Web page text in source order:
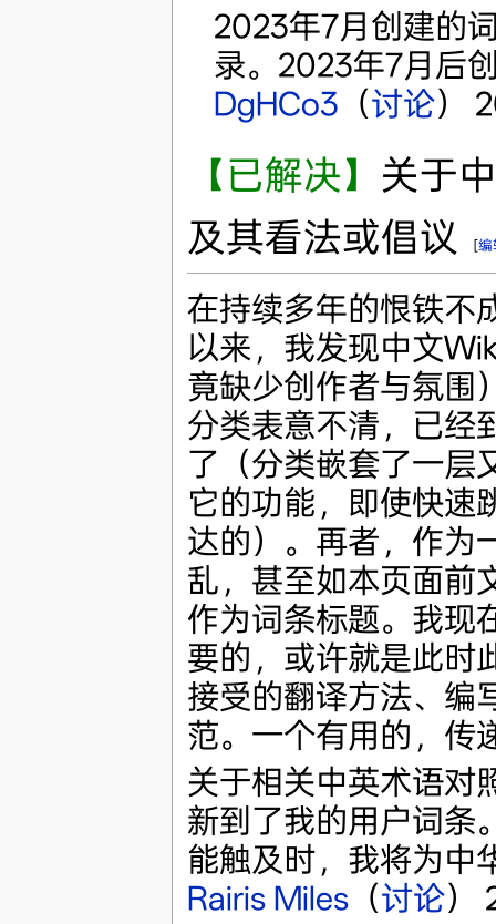
2023年7月创建的
录。2023年7月后
DgHCo3 （讨论）
【已解决】 关于
及其看法或倡议
[编
在持续多年的恨铁不
以来，我发现中文
竟缺少创作者与氛围
分类表意不清，已经
了（分类嵌套了一层
它的功能，即使快速
达的）。再者，作为
乱，甚至如本页面前
作为词条标题。我现
要的，或许就是此时
接受的翻译方法、编
范。一个有用的，传
关于相关中英术语对
新到了我的用户词条
能触及时，我将为中
Rairis Miles（讨论）